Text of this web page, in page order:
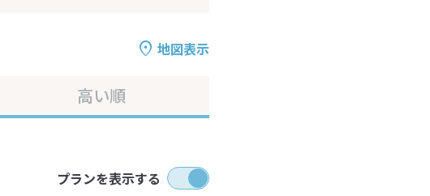
地図表示
高い順
プランを表示する